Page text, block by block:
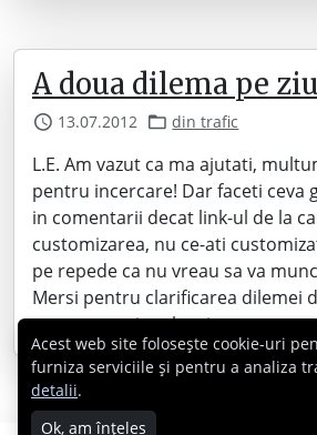
A doua dilema pe
13.07.2012 din trafic
L.E. Am vazut ca ma ajutati,
pentru incercare! Dar faceti ceva
in comentarii decat link-ul de la
customizarea, nu ce-ati
pe repede ca nu vreau sa va
Mersi pentru clarificarea dilemei
s-a votat mai mult prima poza,
Acest web site folosește cookie-uri
furniza serviciile și pentru a analiza
detalii.
Ok, am înțeles